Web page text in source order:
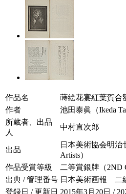
作品名
蒔絵花宴紅葉賀合
作者
池田泰眞（Ikeda
所蔵者、出品
人
中村直次郎
出品
日本美術協会明治
Artists）
作品受賞等級
二等賞銀牌（2ND
出典 / 管理番号 日本美術画報 二
登録日 / 更新日 2015年3月20日 /